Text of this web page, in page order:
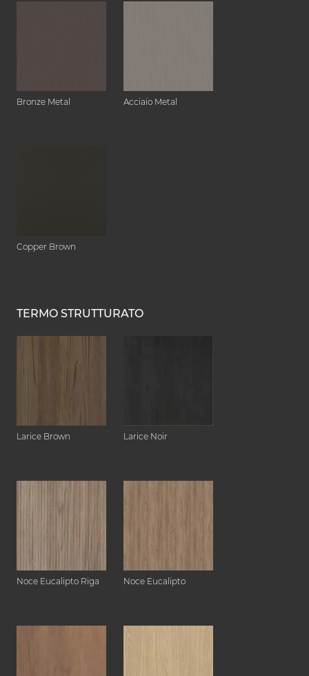
Bronze Metal Acciaio Metal
Copper Brown
TERMO STRUTTURATO
Larice Brown Larice Noir
Noce Eucalipto Riga Noce Eucalipto